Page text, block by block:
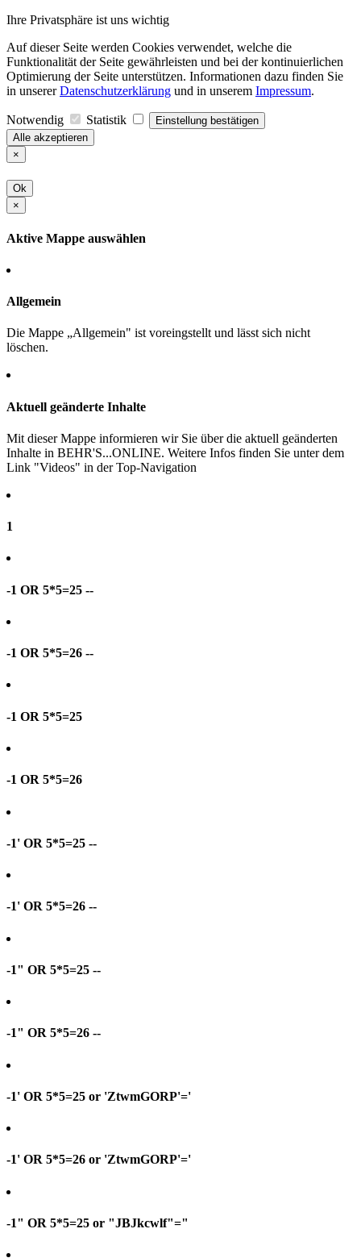
Ihre Privatsphäre ist uns wichtig
Auf dieser Seite werden Cookies verwendet, welche die
Funktionalität der Seite gewährleisten und bei der kontinuierlichen
Optimierung der Seite unterstützen. Informationen dazu finden Sie
in unsererDatenschutzerklärung und in unserem Impressum.
Notwendig Statistik
Einstellung bestätigen
Alle akzeptieren
×
Ok
×
Aktive Mappe auswählen
Allgemein
Die Mappe „Allgemein" ist voreingstellt und lässt sich nicht
löschen.
Aktuell geänderte Inhalte
Mit dieser Mappe informieren wir Sie über die aktuell geänderten
Inhalte in BEHR'S...ONLINE. Weitere Infos finden Sie unter dem
Link "Videos" in der Top-Navigation
1
-1 OR 5*5=25 --
-1 OR 5*5=26 --
-1 OR 5*5=25
-1 OR 5*5=26
-1' OR 5*5=25 --
-1' OR 5*5=26 --
-1" OR 5*5=25 --
-1" OR 5*5=26 --
-1' OR 5*5=25 or 'ZtwmGORP'='
-1' OR 5*5=26 or 'ZtwmGORP'='
-1" OR 5*5=25 or "JBJkcwlf"="